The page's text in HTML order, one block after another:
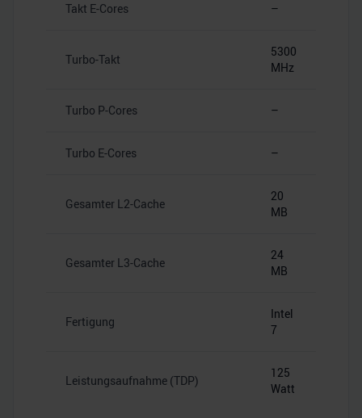
Takt E-Cores –
Turbo-Takt
5300
MHz
Turbo P-Cores –
Turbo E-Cores –
Gesamter L2-Cache
20
MB
Gesamter L3-Cache
24
MB
Fertigung
Intel
7
Leistungsaufnahme (TDP)
125
Watt